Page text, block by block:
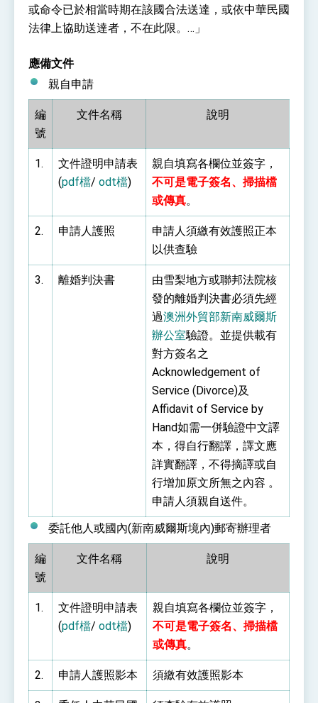
或命令已於相當時期在該國合法送達，或依中華民國
法律上協助送達者，不在此限。…」
應備文件
親自申請
編
號
文件名稱 說明
1.
文件證明申請表
(pdf檔/ odt檔)
親自填寫各欄位並簽字，
不可是電子簽名、掃描檔
或傳真。
2. 申請人護照
申請人須繳有效護照正本
以供查驗
3. 離婚判決書
由雪梨地方或聯邦法院核
發的離婚判決書必須先經
過澳洲外貿部新南威爾斯
辦公室驗證。並提供載有
對方簽名之
Acknowledgement of
Service (Divorce)及
Affidavit of Service by
Hand如需一併驗證中文譯
本，得自行翻譯，譯文應
詳實翻譯，不得摘譯或自
行增加原文所無之內容 。
申請人須親自送件。
委託他人或國內(新南威爾斯境內)郵寄辦理者
編
號
文件名稱 說明
1.
文件證明申請表
(pdf檔/ odt檔)
親自填寫各欄位並簽字，
不可是電子簽名、掃描檔
或傳真。
2. 申請人護照影本 須繳有效護照影本